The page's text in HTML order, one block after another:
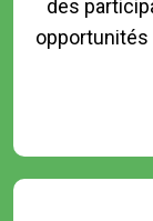
des
opportunités